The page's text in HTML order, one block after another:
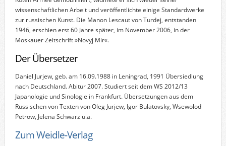
wissenschaftlichen Arbeit und veröffentlichte einige Standardwerke
zur russischen Kunst. Die Manon Lescaut von Turdej, entstanden
1946, erschien erst 60 Jahre später, im November 2006, in der
Moskauer Zeitschrift »Novyj Mir«.
Der Übersetzer
Daniel Jurjew, geb. am 16.09.1988 in Leningrad, 1991 Übersiedlung
nach Deutschland. Abitur 2007. Studiert seit dem WS 2012/13
Japanologie und Sinologie in Frankfurt. Übersetzungen aus dem
Russischen von Texten von Oleg Jurjew, Igor Bulatovsky, Wsewolod
Petrow, Jelena Schwarz u.a.
Zum Weidle-Verlag